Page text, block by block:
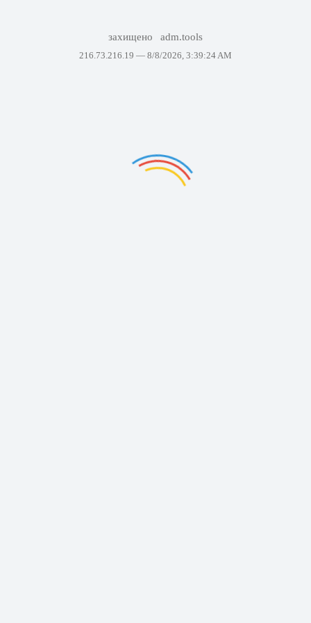
захищено adm.tools
216.73.216.19 — 8/8/2026, 3:39:24 AM